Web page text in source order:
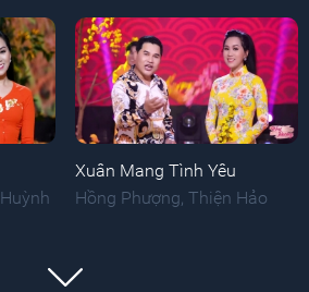
Huỳnh
Xuân Mang Tình Yêu
Hồng Phượng Thiện Hảo